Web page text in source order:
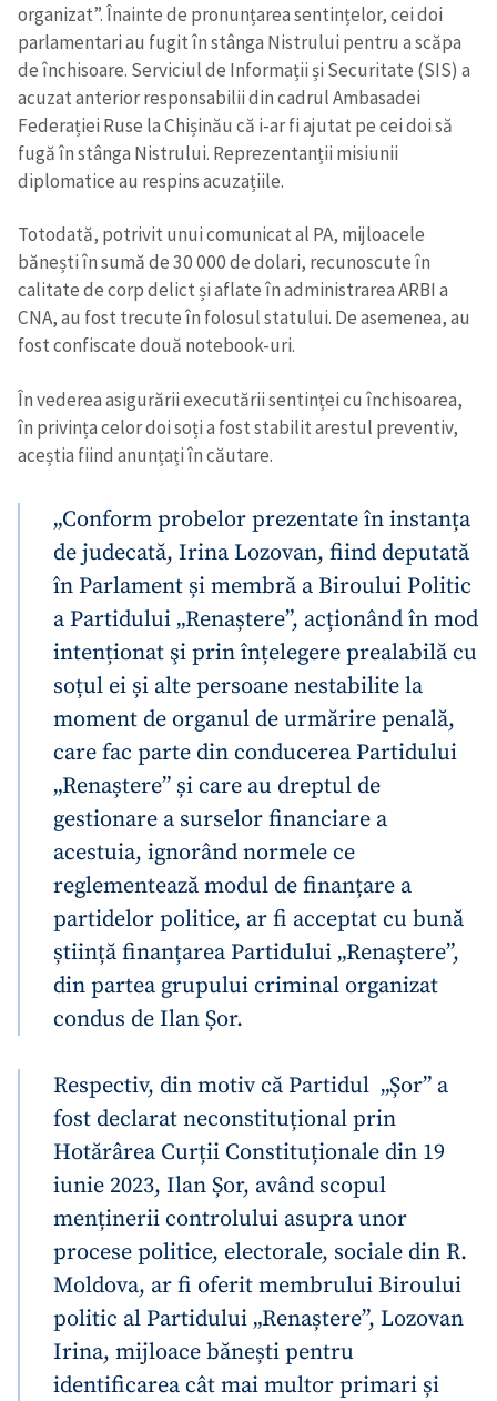
organizat”. Înainte de pronunțarea sentințelor, cei doi
parlamentari au fugit în stânga Nistrului pentru a scăpa
de închisoare. Serviciul de Informații și Securitate (SIS) a
acuzat anterior responsabilii din cadrul Ambasadei
Federației Ruse la Chișinău că i-ar fi ajutat pe cei doi să
fugă în stânga Nistrului. Reprezentanții misiunii
diplomatice au respins acuzațiile.
Totodată, potrivit unui comunicat al PA, mijloacele
bănești în sumă de 30 000 de dolari, recunoscute în
calitate de corp delict și aflate în administrarea ARBI a
CNA, au fost trecute în folosul statului. De asemenea, au
fost confiscate două notebook-uri.
În vederea asigurării executării sentinței cu închisoarea,
în privința celor doi soți a fost stabilit arestul preventiv,
aceștia fiind anunțați în căutare.
„Conform probelor prezentate în instanța
de judecată, Irina Lozovan, fiind deputată
în Parlament și membră a Biroului Politic
a Partidului „Renaștere”, acționând în mod
intenționat şi prin înțelegere prealabilă cu
soțul ei și alte persoane nestabilite la
moment de organul de urmărire penală,
care fac parte din conducerea Partidului
„Renaștere” și care au dreptul de
gestionare a surselor financiare a
acestuia, ignorând normele ce
reglementează modul de finanțare a
partidelor politice, ar fi acceptat cu bună
știință finanțarea Partidului „Renaștere”,
din partea grupului criminal organizat
condus de Ilan Șor.
Respectiv, din motiv că Partidul „Șor” a
fost declarat neconstituțional prin
Hotărârea Curții Constituționale din 19
iunie 2023, Ilan Șor, având scopul
menținerii controlului asupra unor
procese politice, electorale, sociale din R.
Moldova, ar fi oferit membrului Biroului
politic al Partidului „Renaștere”, Lozovan
Irina, mijloace bănești pentru
identificarea cât mai multor primari și